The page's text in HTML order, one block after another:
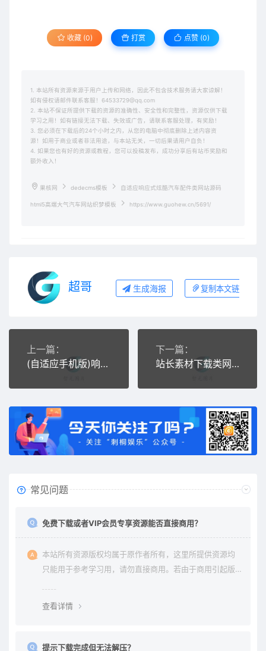
收藏 (0) 打赏 点赞 (0)
1. 本站所有资源来源于用户上传和网络，因此不包含技术服务请大家谅解！
如有侵权请邮件联系客服！64533729@qq.com
2. 本站不保证所提供下载的资源的准确性、安全性和完整性，资源仅供下载
学习之用！如有链接无法下载、失效或广告，请联系客服处理，有奖励！
3. 您必须在下载后的24个小时之内，从您的电脑中彻底删除上述内容资
源！如用于商业或者非法用途，与本站无关，一切后果请用户自负！
4. 如果您也有好的资源或教程，您可以投稿发布，成功分享后有站币奖励和
额外收入！
果核网 dedecms模板 自适应响应式炫酷汽车配件类网站源码
html5高端大气汽车网站织梦模板 https://www.guohew.cn/5691/
超哥 生成海报 复制本文链接
上一篇：
(自适应手机版)响应式统一战线政府单位机构类网站源码 红色政府部门机构网站模板
下一篇：
站长素材下载类网站源码 织梦模板源码下载站
常见问题
免费下载或者VIP会员专享资源能否直接商用？
本站所有资源版权均属于原作者所有，这里所提供资源均
只能用于参考学习用，请勿直接商用。若由于商用引起版
查看详情
提示下载完成但无法解压？